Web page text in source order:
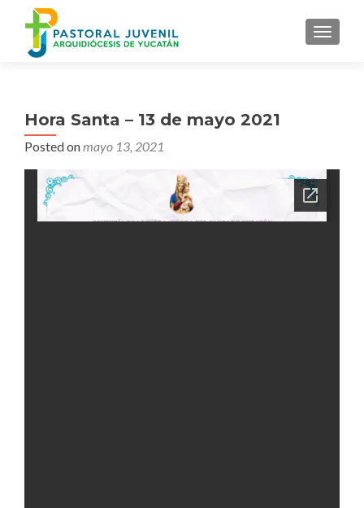
MENU
Hora Santa – 13 de mayo 2021
Posted onmayo 13, 2021